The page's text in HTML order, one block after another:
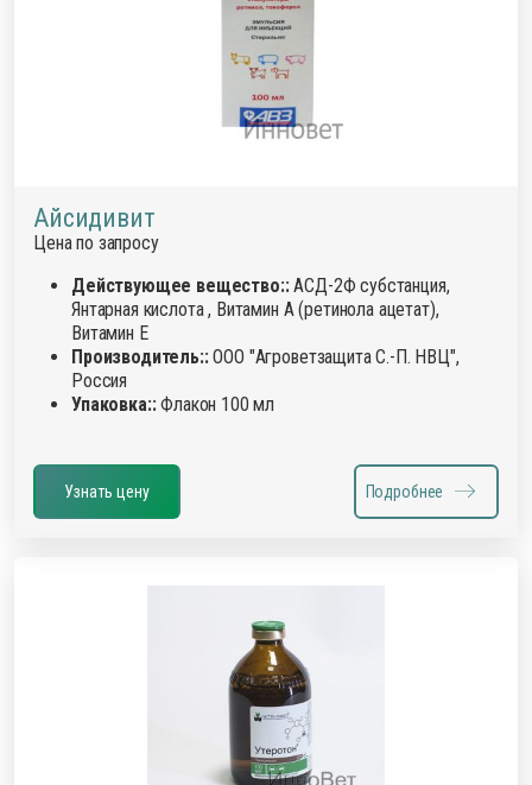
Айсидивит
Цена по запросу
Действующее вещество::АСД-2Ф субстанция,
Янтарная кислота , Витамин А (ретинола ацетат),
Витамин Е
Производитель::ООО "Агроветзащита С.-П. НВЦ",
Россия
Упаковка::Флакон 100 мл
Узнать цену Подробнее